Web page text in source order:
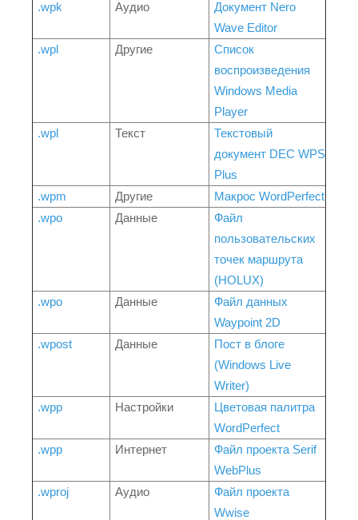
.wpk
Аудио
Документ Nero
Wave Editor
.wpl
Другие
Список
воспроизведения
Windows Media
Player
.wpl
Текст
Текстовый
документ DEC WPS
Plus
.wpm
Другие
Макрос WordPerfect
.wpo
Данные
Файл
пользовательских
точек маршрута
(HOLUX)
.wpo
Данные
Файл данных
Waypoint 2D
.wpost
Данные
Пост в блоге
(Windows Live
Writer)
.wpp
Настройки
Цветовая палитра
WordPerfect
.wpp
Интернет
Файл проекта Serif
WebPlus
.wproj
Аудио
Файл проекта
Wwise